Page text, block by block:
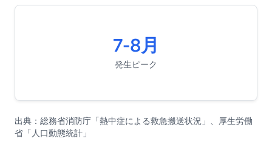
7-8月
発生ピーク
出典：総務省消防庁「熱中症による救急搬送状況」、厚生労働
省「人口動態統計」